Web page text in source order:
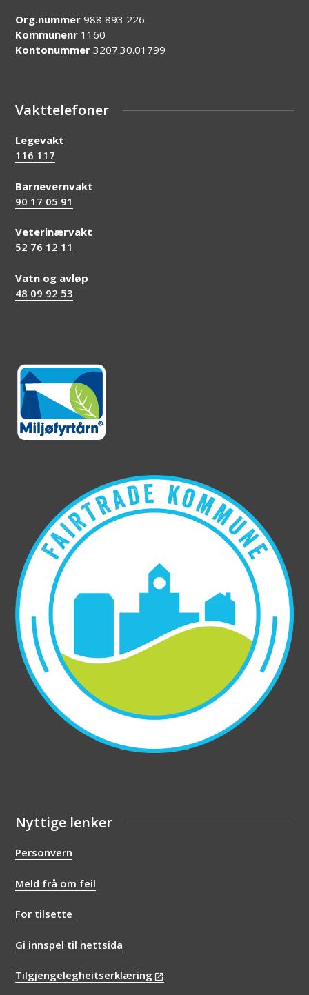
Org.nummer988 893 226
Kommunenr 1160
Kontonummer3207.30.01799
Vakttelefoner
Legevakt
116 117
Barnevernvakt
90 17 05 91
Veterinærvakt
52 76 12 11
Vatn og avløp
48 09 92 53
Nyttige lenker
Personvern
Meld frå om feil
For tilsette
Gi innspel til nettsida
Tilgjengelegheitserklæring